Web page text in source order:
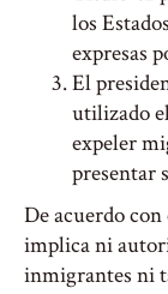
los
expresas
El
utilizado
expeler
presentar
De acuerdo
implica ni
inmigrantes ni